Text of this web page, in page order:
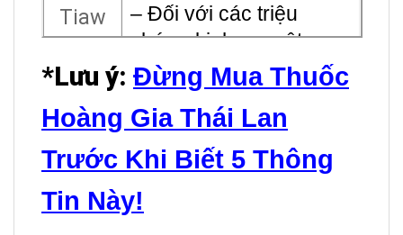
Tiaw
Ging
Wan
có tác
dụng
gì ?
– Đối với các triệu
chứng kinh nguyệt
không đều:
+ Triệu chứng ở tuổi tiền
mãn kinh: nám da, đau
bụng kinh đạt hiệu quả
cao.
*Lưu ý: Đừng Mua Thuốc
Hoàng Gia Thái Lan
Trước Khi Biết 5 Thông
Tin Này!